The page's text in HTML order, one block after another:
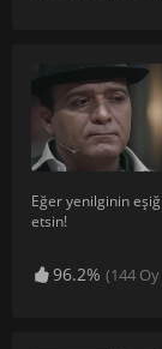
Eğer yenilginin
etsin!
96.2% (144